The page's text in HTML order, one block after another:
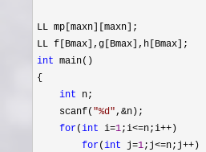
LL mp[maxn][maxn];
int main()
{
int n;
    scanf(
"%d",&n);
for(int i=1;i<=n;i++ )
for(int j=1;j<=n;j++ )